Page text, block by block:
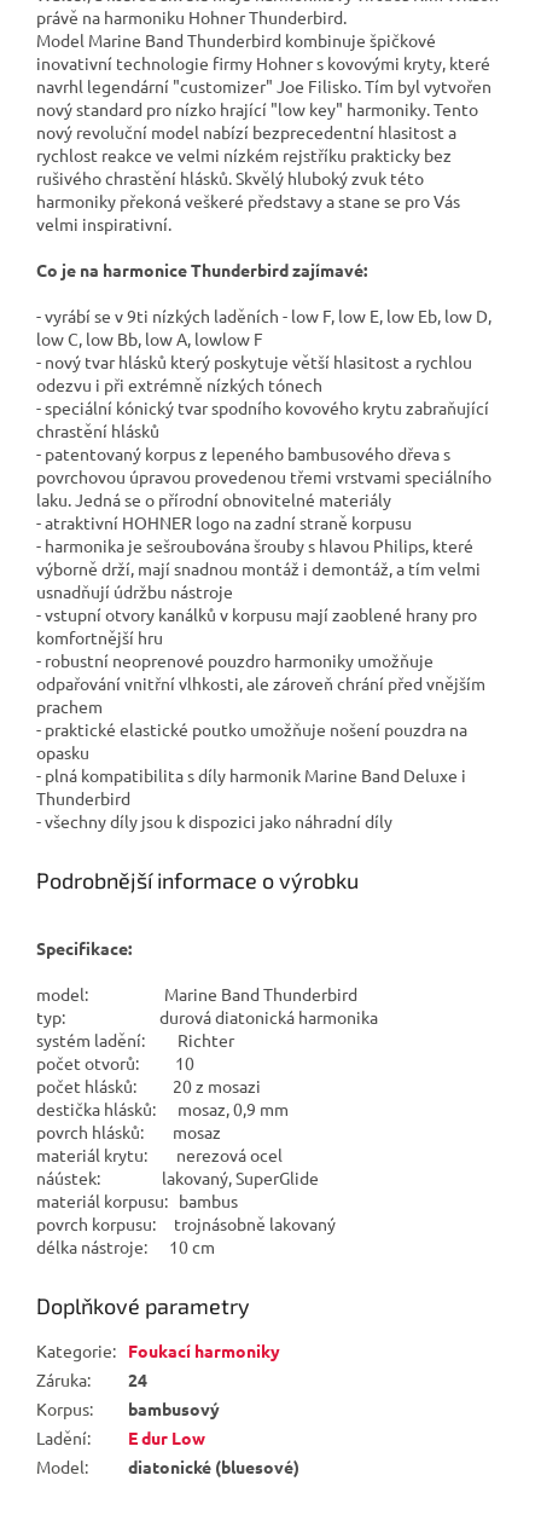
právě na harmoniku Hohner Thunderbird.
Model Marine Band Thunderbird kombinuje špičkové
inovativní technologie firmy Hohner s kovovými kryty, které
navrhl legendární "customizer" Joe Filisko. Tím byl vytvořen
nový standard pro nízko hrající "low key" harmoniky. Tento
nový revoluční model nabízí bezprecedentní hlasitost a
rychlost reakce ve velmi nízkém rejstříku prakticky bez
rušivého chrastění hlásků. Skvělý hluboký zvuk této
harmoniky překoná veškeré představy a stane se pro Vás
velmi inspirativní.
Co je na harmonice Thunderbird zajímavé:
- vyrábí se v 9ti nízkých laděních - low F, low E, low Eb, low D,
low C, low Bb, low A, lowlow F
- nový tvar hlásků který poskytuje větší hlasitost a rychlou
odezvu i při extrémně nízkých tónech
- speciální kónický tvar spodního kovového krytu zabraňující
chrastění hlásků
- patentovaný korpus z lepeného bambusového dřeva s
povrchovou úpravou provedenou třemi vrstvami speciálního
laku. Jedná se o přírodní obnovitelné materiály
- atraktivní HOHNER logo na zadní straně korpusu
- harmonika je sešroubována šrouby s hlavou Philips, které
výborně drží, mají snadnou montáž i demontáž, a tím velmi
usnadňují údržbu nástroje
- vstupní otvory kanálků v korpusu mají zaoblené hrany pro
komfortnější hru
- robustní neoprenové pouzdro harmoniky umožňuje
odpařování vnitřní vlhkosti, ale zároveň chrání před vnějším
prachem
- praktické elastické poutko umožňuje nošení pouzdra na
opasku
- plná kompatibilita s díly harmonik Marine Band Deluxe i
Thunderbird
- všechny díly jsou k dispozici jako náhradní díly
Podrobnější informace o výrobku
Specifikace:
model: Marine Band Thunderbird
typ: durová diatonická harmonika
systém ladění: Richter
počet otvorů: 10
počet hlásků: 20 z mosazi
destička hlásků: mosaz, 0,9 mm
povrch hlásků: mosaz
materiál krytu: nerezová ocel
náústek: lakovaný, SuperGlide
materiál korpusu: bambus
povrch korpusu: trojnásobně lakovaný
délka nástroje: 10 cm
Doplňkové parametry
Kategorie:
Foukací harmoniky
Záruka:
24
Korpus:
bambusový
Ladění:
E dur Low
Model: diatonické (bluesové)